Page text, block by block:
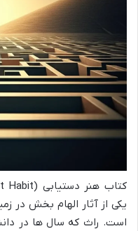
یکی از آثار الهام بخش در
است. راث که سال ها در